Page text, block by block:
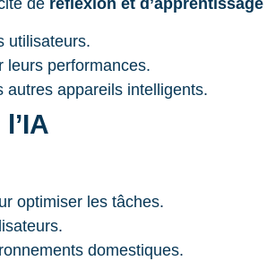
de réflexion et d’apprentissage
utilisateurs.
leurs performances.
autres appareils intelligents.
optimiser les tâches.
domestiques.